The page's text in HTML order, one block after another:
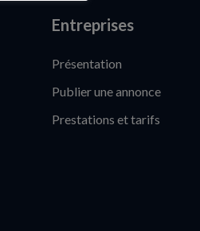
Entreprises
Présentation
Publier une annonce
Prestations et tarifs